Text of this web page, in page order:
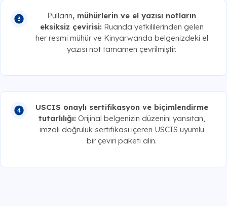
Pulların, mühürlerin ve el yazısı notların
eksiksiz çevirisi: Ruanda yetkililerinden gelen
her resmi mühür ve Kinyarwanda belgenizdeki el
yazısı not tamamen çevrilmiştir.
USCIS onaylı sertifikasyon ve biçimlendirme
tutarlılığı: Orijinal belgenizin düzenini yansıtan,
imzalı doğruluk sertifikası içeren USCIS uyumlu
bir çeviri paketi alın.